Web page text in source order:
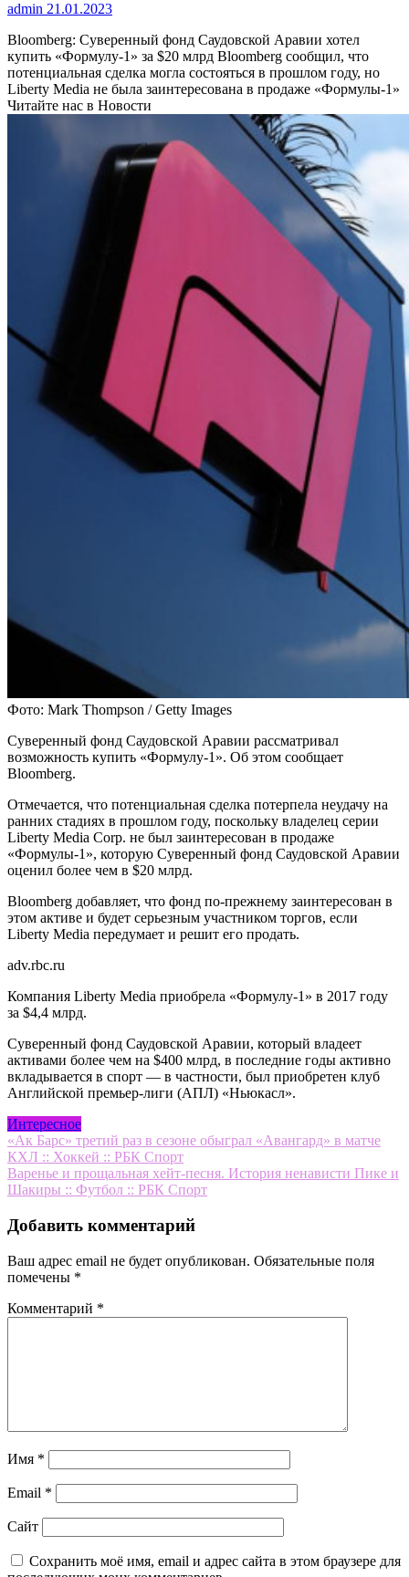
admin 21.01.2023
Bloomberg: Суверенный фонд Саудовской Аравии хотел
купить «Формулу-1» за $20 млрд Bloomberg сообщил, что
потенциальная сделка могла состояться в прошлом году, но
Liberty Media не была заинтересована в продаже «Формулы-1»
Читайте нас в Новости
Фото: Mark Thompson / Getty Images
Суверенный фонд Саудовской Аравии рассматривал
возможность купить «Формулу-1». Об этом сообщает
Bloomberg.
Отмечается, что потенциальная сделка потерпела неудачу на
ранних стадиях в прошлом году, поскольку владелец серии
Liberty Media Corp. не был заинтересован в продаже
«Формулы-1», которую Суверенный фонд Саудовской Аравии
оценил более чем в $20 млрд.
Bloomberg добавляет, что фонд по-прежнему заинтересован в
этом активе и будет серьезным участником торгов, если
Liberty Media передумает и решит его продать.
adv.rbc.ru
Компания Liberty Media приобрела «Формулу-1» в 2017 году
за $4,4 млрд.
Суверенный фонд Саудовской Аравии, который владеет
активами более чем на $400 млрд, в последние годы активно
вкладывается в спорт — в частности, был приобретен клуб
Английской премьер-лиги (АПЛ) «Ньюкасл».
Интересное
Навигация
по
записям
«Ак Барс» третий раз в сезоне обыграл «Авангард» в матче
КХЛ :: Хоккей :: РБК Спорт
Варенье и прощальная хейт-песня. История ненависти Пике и
Шакиры :: Футбол :: РБК Спорт
Добавить комментарий
Ваш адрес email не будет опубликован. Обязательные поля
помечены *
Комментарий *
Имя *
Email *
Сайт
Сохранить моё имя, email и адрес сайта в этом браузере для